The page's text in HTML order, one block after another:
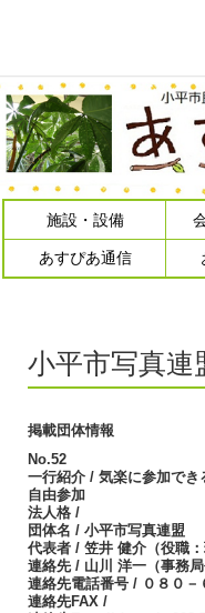
施設・設備
あすぴあ通信
小平市写真連
掲載団体情報
No.52
一行紹介 / 気楽に参加でき
自由参加
法人格 /
団体名 / 小平市写真連盟
代表者 / 笠井 健介（役職：
連絡先 / 山川 洋一（事務局
連絡先電話番号 / ０８０－
連絡先FAX /